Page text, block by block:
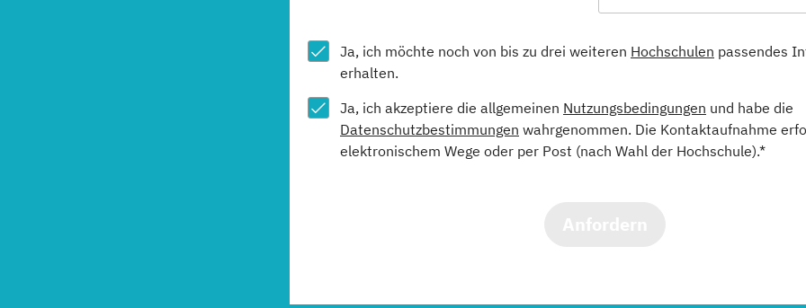
Ja, ich möchte noch von bis zu drei weiteren Hochschulen passendes
erhalten.
Ja, ich akzeptiere die allgemeinen Nutzungsbedingungen und habe die
Datenschutzbestimmungen wahrgenommen. Die Kontaktaufnahme
elektronischem Wege oder per Post (nach Wahl der Hochschule).*